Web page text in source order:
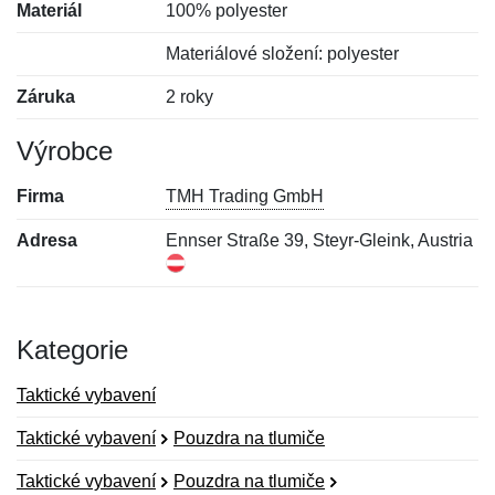
Materiál 100% polyester
Materiálové složení: polyester
Záruka 2 roky
Výrobce
Firma TMH Trading GmbH
Adresa Ennser Straße 39, Steyr-Gleink, Austria
Kategorie
Taktické vybavení
Taktické vybavení Pouzdra na tlumiče
Taktické vybavení
Pouzdra na tlumiče